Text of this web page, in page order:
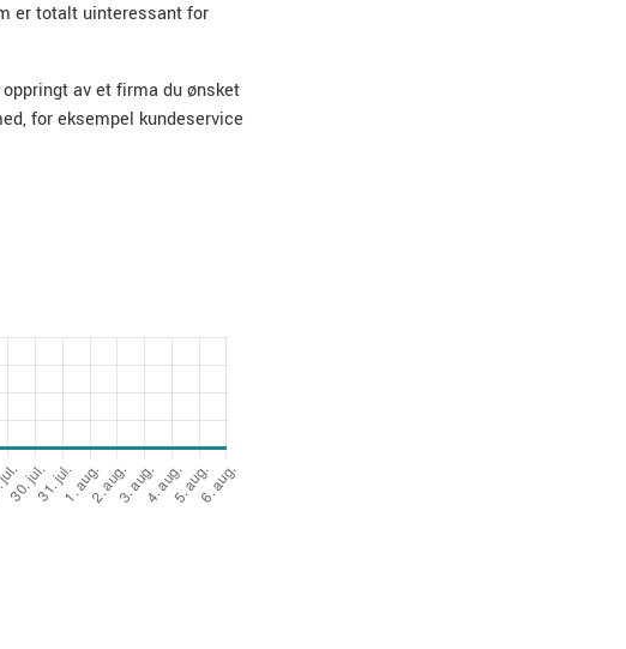
er totalt uinteressant for
av et firma du ønsket
for eksempel kundeservice